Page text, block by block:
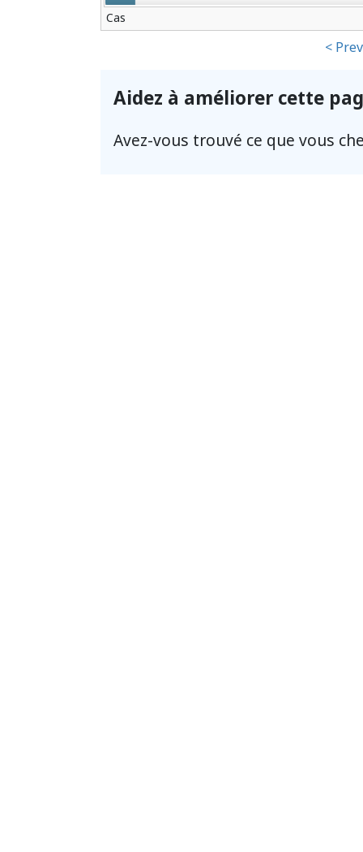
Cas
<
Aidez à améliorer cette
Avez-vous trouvé ce que vous